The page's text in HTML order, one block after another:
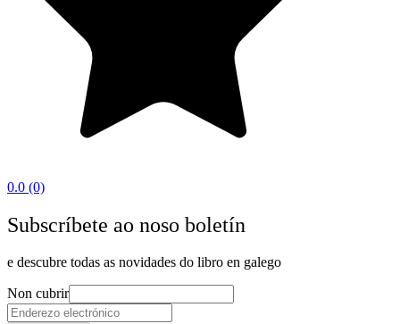
0.0 (0)
Subscríbete ao noso boletín
e descubre todas as novidades do libro en galego
Non cubrir